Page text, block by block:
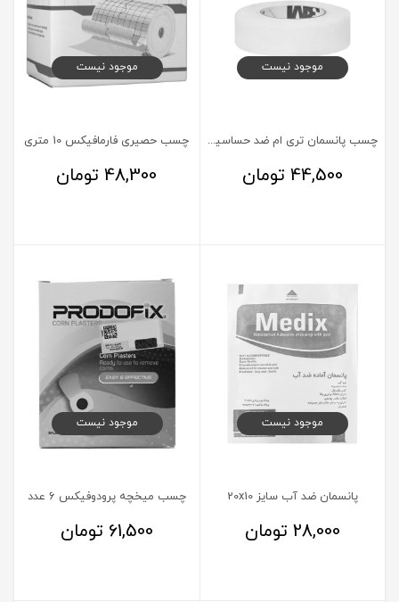
موجود نیست
چسب پانسمان تری ام ضد حساسیت 1.25cm
44,500 تومان
موجود نیست
چسب حصیری فارمافیکس 10 متری
48,300تومان
موجود نیست
پانسمان ضد آب سایز 20x10
28,000 تومان
موجود نیست
چسب میخچه پرودوفیکس 6 عدد
61,500 تومان